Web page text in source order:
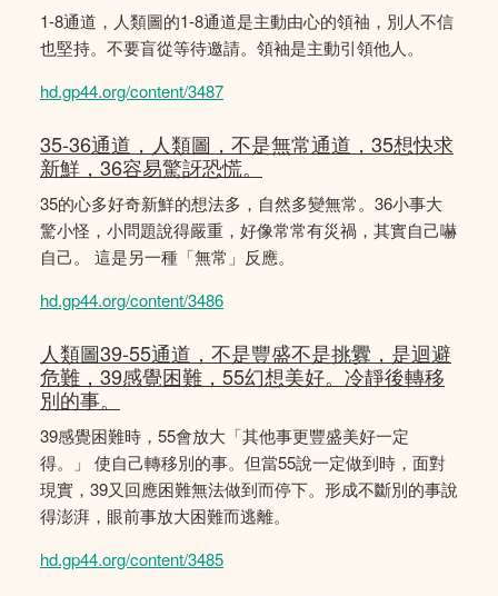
1-8通道，人類圖的1-8通道是主動由心的領䄂，別人不信
也堅持。不要盲從等待邀請。領袖是主動引領他人。
hd.gp44.org/content/3487
35-36通道，人類圖，不是無常通道，35想快求
新鮮，36容易驚訝恐慌。
35的心多好奇新鮮的想法多，自然多變無常。36小事大
驚小怪，小問題說得嚴重，好像常常有災禍，其實自己嚇
自己。 這是另一種「無常」反應。
hd.gp44.org/content/3486
人類圖39-55通道，不是豐盛不是挑釁，是迴避
危難，39感覺困難，55幻想美好。冷靜後轉移
別的事。
39感覺困難時，55會放大「其他事更豐盛美好一定
得。」 使自己轉移別的事。但當55說一定做到時，面對
現實，39又回應困難無法做到而停下。形成不斷別的事說
得澎湃，眼前事放大困難而逃離。
hd.gp44.org/content/3485